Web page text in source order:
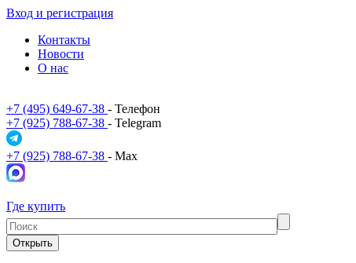
Вход и регистрация
Контакты
Новости
О нас
+7 (495) 649-67-38 - Телефон
+7 (925) 788-67-38 - Telegram
+7 (925) 788-67-38 - Max
Где купить
Открыть